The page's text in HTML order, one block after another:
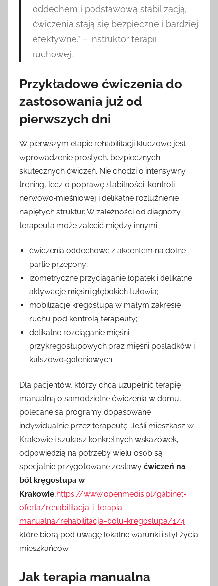
oddechem i podstawową stabilizacją,
ćwiczenia stają się bezpieczne i bardziej
efektywne.” – instruktor terapii
ruchowej.
Przykładowe ćwiczenia do
zastosowania już od
pierwszych dni
W pierwszym etapie rehabilitacji kluczowe jest
wprowadzenie prostych, bezpiecznych i
skutecznych ćwiczeń. Nie chodzi o intensywny
trening, lecz o poprawę stabilności, kontroli
nerwowo‑mięśniowej i delikatne rozluźnienie
napiętych struktur. W zależności od diagnozy
terapeuta może zalecić między innymi:
ćwiczenia oddechowe z akcentem na dolne
partie przepony;
izometryczne przyciąganie łopatek i delikatne
aktywacje mięśni głębokich tułowia;
mobilizacje kręgosłupa w małym zakresie
ruchu pod kontrolą terapeuty;
delikatne rozciąganie mięśni
przykręgosłupowych oraz mięśni pośladków i
kulszowo‑goleniowych.
Dla pacjentów, którzy chcą uzupełnić terapię
manualną o samodzielne ćwiczenia w domu,
polecane są programy dopasowane
indywidualnie przez terapeutę. Jeśli mieszkasz w
Krakowie i szukasz konkretnych wskazówek,
odpowiedzią na potrzeby wielu osób są
specjalnie przygotowane zestawy ćwiczeń na
ból kręgosłupa w
Krakowie,https://www.openmedis.pl/gabinet-
oferta/rehabilitacja-i-terapia-
manualna/rehabilitacja-bolu-kregoslupa/1/4
które biorą pod uwagę lokalne warunki i styl życia
mieszkańców.
Jak terapia manualna